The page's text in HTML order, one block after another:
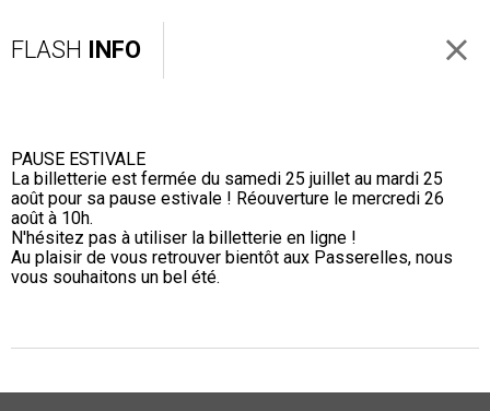
FLASH INFO
PAUSE ESTIVALE
La billetterie est fermée du samedi 25 juillet au mardi 25
août pour sa pause estivale ! Réouverture le mercredi 26
août à 10h.
N'hésitez pas à utiliser la billetterie en ligne !
Au plaisir de vous retrouver bientôt aux Passerelles, nous
vous souhaitons un bel été.